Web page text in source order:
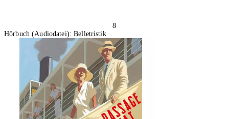
8
Hörbuch (Audiodatei): Belletristik